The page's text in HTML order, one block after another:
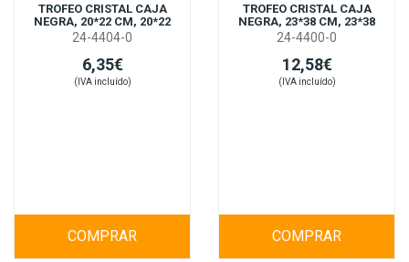
TROFEO CRISTAL CAJA
NEGRA, 20*22 CM, 20*22
24-4404-0
6,35€
(IVA incluído)
COMPRAR
TROFEO CRISTAL CAJA
NEGRA, 23*38 CM, 23*38
24-4400-0
12,58€
(IVA incluído)
COMPRAR